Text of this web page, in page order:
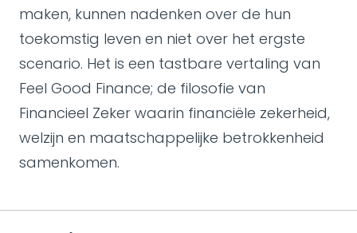
maken, kunnen nadenken over de hun
toekomstig leven en niet over het ergste
scenario. Het is een tastbare vertaling van
Feel Good Finance; de filosofie van
Financieel Zeker waarin financiële zekerheid,
welzijn en maatschappelijke betrokkenheid
samenkomen.